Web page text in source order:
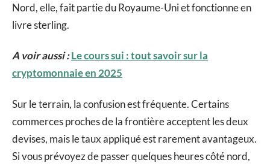
Nord, elle, fait partie du Royaume-Uni et fonctionne en
livre sterling.
A voir aussi :Le cours sui : tout savoir sur la
cryptomonnaie en 2025
Sur le terrain, la confusion est fréquente. Certains
commerces proches de la frontière acceptent les deux
devises, mais le taux appliqué est rarement avantageux.
Si vous prévoyez de passer quelques heures côté nord,